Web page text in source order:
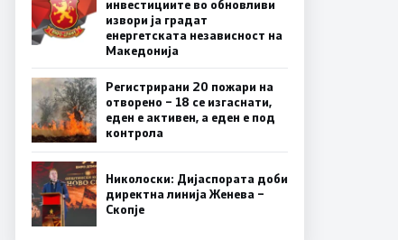
инвестициите во обновливи
извори ја градат
енергетската независност на
Македонија
Регистрирани 20 пожари на
отворено – 18 се изгаснати,
еден е активен, а еден е под
контрола
Николоски: Дијаспората доби
директна линија Женева –
Скопје